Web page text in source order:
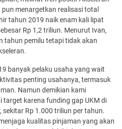
menargetkan realisasi total
tahun 2019 naik enam kali lipat
Rp 1,2 triliun. Menurut Ivan,
tahun pemilu tetapi tidak akan
banyak pelaku usaha yang wait
penting usahanya, termasuk
Namun demikian kami
karena funding gap UKM di
sekitar Rp 1.000 triliun per tahun.
kualitas pinjaman yang akan